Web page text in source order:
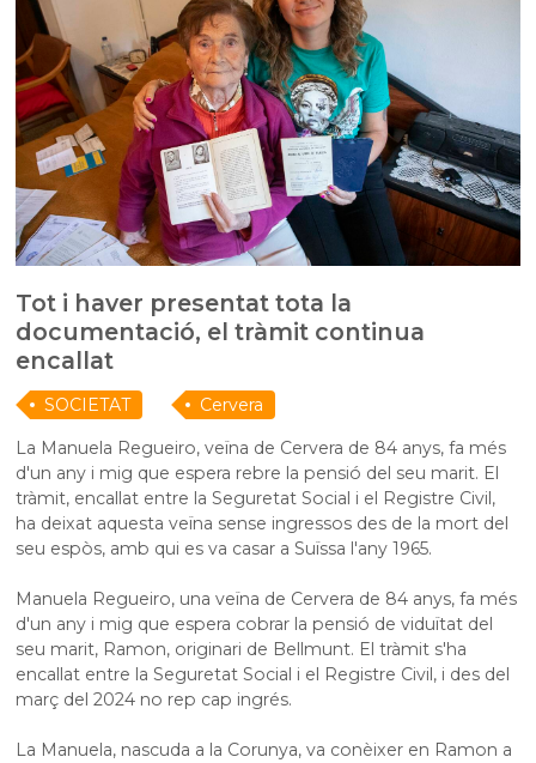
Tot i haver presentat tota la
documentació, el tràmit continua
encallat
SOCIETAT
Cervera
La Manuela Regueiro, veïna de Cervera de 84 anys, fa més
d'un any i mig que espera rebre la pensió del seu marit. El
tràmit, encallat entre la Seguretat Social i el Registre Civil,
ha deixat aquesta veïna sense ingressos des de la mort del
seu espòs, amb qui es va casar a Suïssa l'any 1965.
Manuela Regueiro, una veïna de Cervera de 84 anys, fa més
d'un any i mig que espera cobrar la pensió de viduïtat del
seu marit, Ramon, originari de Bellmunt. El tràmit s'ha
encallat entre la Seguretat Social i el Registre Civil, i des del
març del 2024 no rep cap ingrés.
La Manuela, nascuda a la Corunya, va conèixer en Ramon a